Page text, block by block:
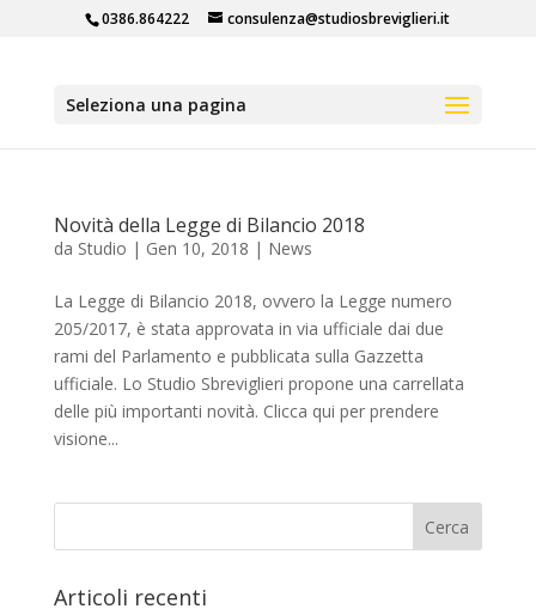
0386.864222 consulenza@studiosbreviglieri.it
Seleziona una pagina
Novità della Legge di Bilancio 2018
da Studio | Gen 10, 2018 | News
La Legge di Bilancio 2018, ovvero la Legge numero
205/2017, è stata approvata in via ufficiale dai due
rami del Parlamento e pubblicata sulla Gazzetta
ufficiale. Lo Studio Sbreviglieri propone una carrellata
delle più importanti novità. Clicca qui per prendere
visione...
Articoli recenti